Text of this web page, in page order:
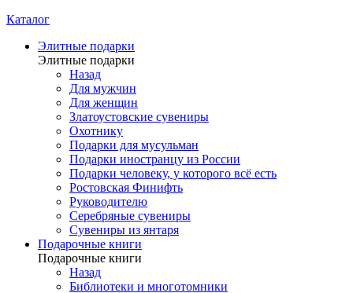
Каталог
Элитные подарки
Элитные подарки
Назад
Для мужчин
Для женщин
Златоустовские сувениры
Охотнику
Подарки для мусульман
Подарки иностранцу из России
Подарки человеку, у которого всё есть
Ростовская Финифть
Руководителю
Серебряные сувениры
Сувениры из янтаря
Подарочные книги
Подарочные книги
Назад
Библиотеки и многотомники